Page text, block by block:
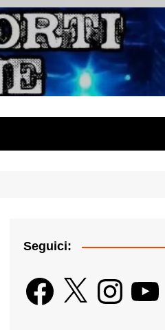
Seguici:
Facebook
X InstagramYouTube